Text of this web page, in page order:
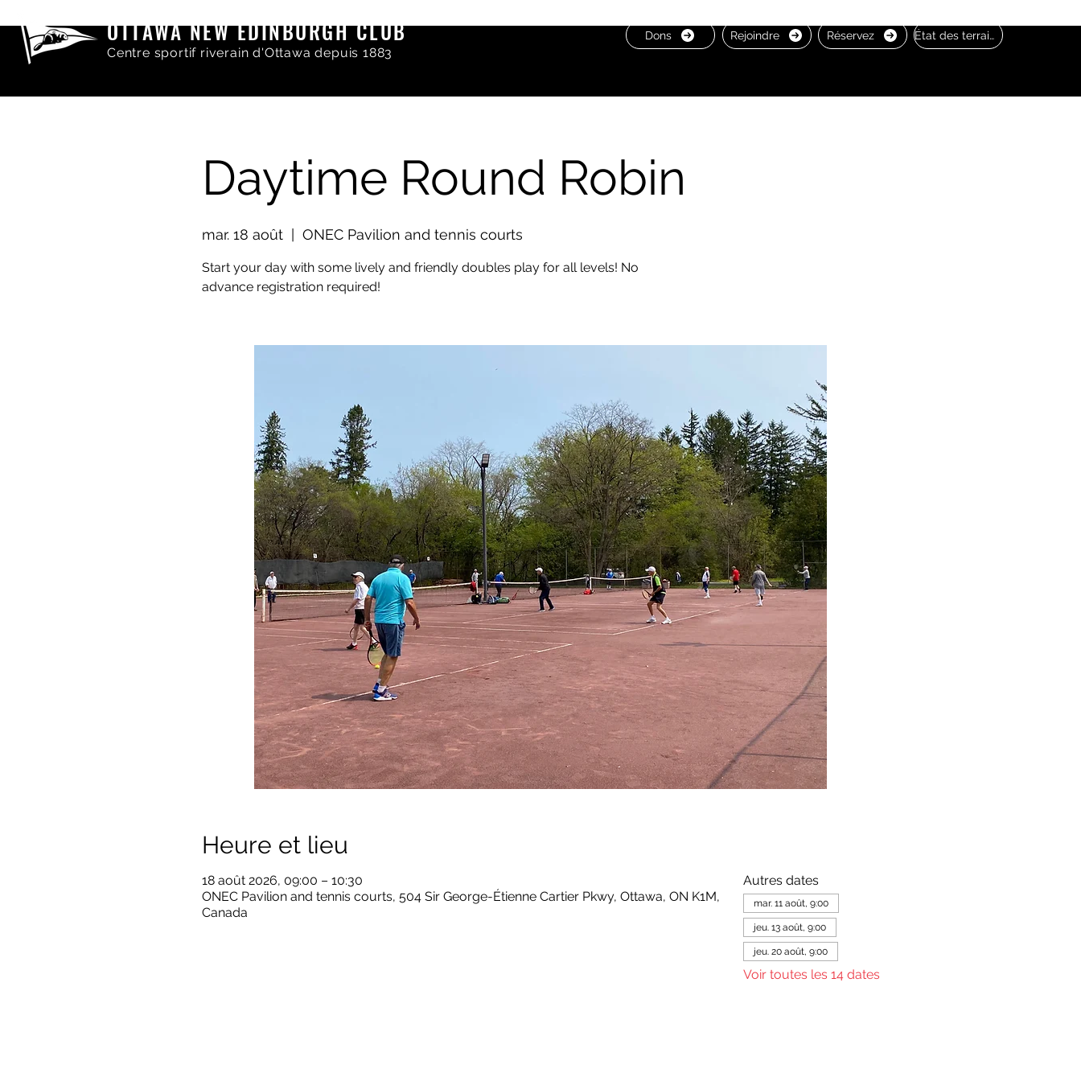
OTTAWA NEW EDINBURGH CLUB
Centre sportif riverain d'Ottawa depuis 1883
Dons Rejoindre Réservez État des terrains
Daytime Round Robin
mar. 18 août
  |
ONEC Pavilion and tennis courts
Start your day with some lively and friendly doubles play for all levels! No
advance registration required!
Heure et lieu
18 août 2026, 09:00 – 10:30
ONEC Pavilion and tennis courts, 504 Sir George-Étienne Cartier Pkwy, Ottawa, ON K1M,
Canada
Autres dates
mar. 11 août, 9:00
jeu. 13 août, 9:00
jeu. 20 août, 9:00
Voir toutes les 14 dates